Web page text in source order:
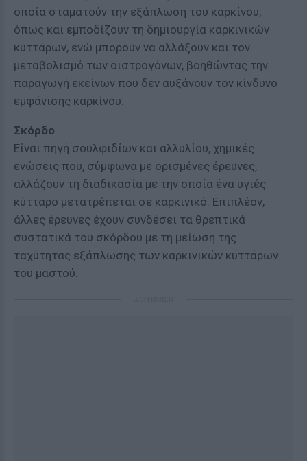
οποία σταματούν την εξάπλωση του καρκίνου,
όπως και εμποδίζουν τη δημιουργία καρκινικών
κυττάρων, ενώ μπορούν να αλλάξουν και τον
μεταβολισμό των οιστρογόνων, βοηθώντας την
παραγωγή εκείνων που δεν αυξάνουν τον κίνδυνο
εμφάνισης καρκίνου.
Σκόρδο
Είναι πηγή σουλφιδίων και αλλυλίου, χημικές
ενώσεις που, σύμφωνα με ορισμένες έρευνες,
αλλάζουν τη διαδικασία με την οποία ένα υγιές
κύτταρο μετατρέπεται σε καρκινικό. Επιπλέον,
άλλες έρευνες έχουν συνδέσει τα θρεπτικά
συστατικά του σκόρδου με τη μείωση της
ταχύτητας εξάπλωσης των καρκινικών κυττάρων
του μαστού.